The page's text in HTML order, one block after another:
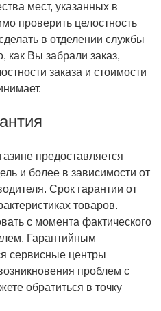
мест, указанных в
проверить целостность
в отделении службы
как Вы забрали заказ,
заказа и стоимости
предоставляется
и более в зависимости от
Срок гарантии от
товаров.
с момента фактического
Гарантийным
сервисные центры
проблем с
обратиться в точку